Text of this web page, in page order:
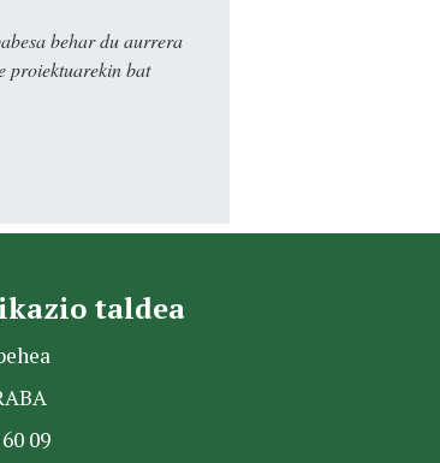
behar du aurrera
proiektuarekin bat
taldea
09